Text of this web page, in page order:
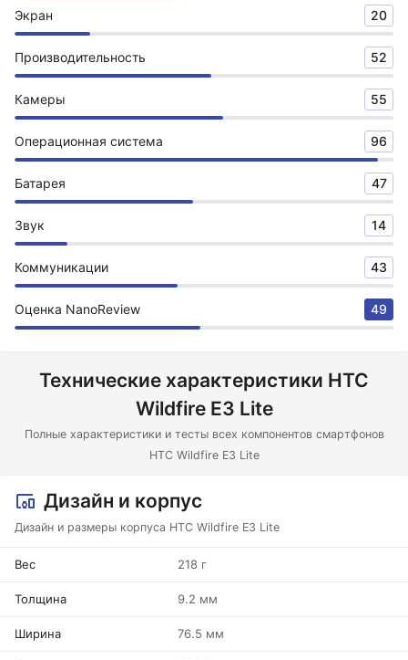
Экран 20
Производительность 52
Камеры 55
Операционная система 96
Батарея 47
Звук 14
Коммуникации 43
Оценка NanoReview 49
Технические характеристики HTC
Wildfire E3 Lite
Полные характеристики и тесты всех компонентов смартфонов
HTC Wildfire E3 Lite
Дизайн и корпус
Дизайн и размеры корпуса HTC Wildfire E3 Lite
Вес 218 г
Толщина 9.2 мм
Ширина 76.5 мм